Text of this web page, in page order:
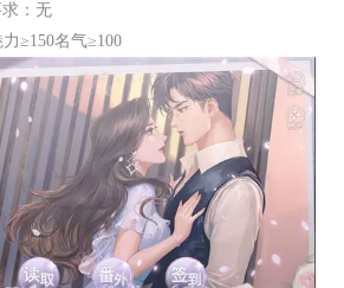
：无
≥150名气≥100